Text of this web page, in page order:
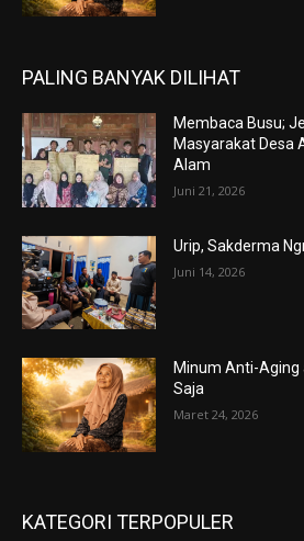
PALING BANYAK DILIHAT
Membaca Busu;
Masyarakat Desa
Alam
Juni 21, 2026
Urip, Sakderma
Juni 14, 2026
Minum Anti-Aging
Saja
Maret 24, 2026
KATEGORI TERPOPULER